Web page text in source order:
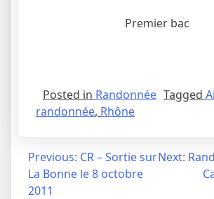
Premier bac
Posted in Randonnée Tagged
randonnée, Rhône
Navigation
Previous: CR – Sortie sur
La Bonne le 8 octobre
2011
Next: